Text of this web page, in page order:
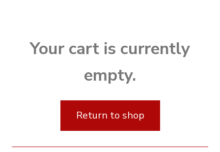
Your cart is currently
empty.
Return to shop